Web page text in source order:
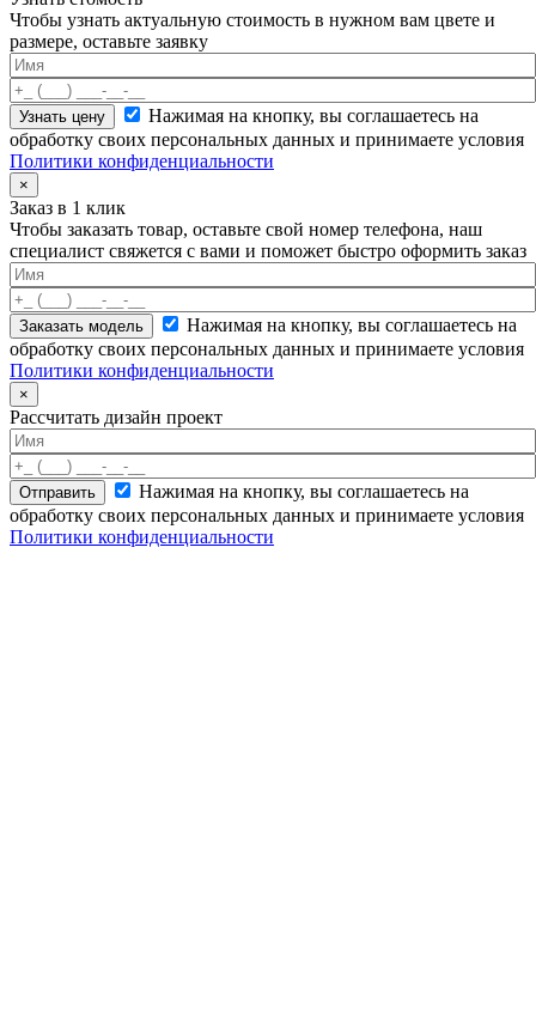
Чтобы узнать актуальную стоимость в нужном вам цвете и
размере, оставьте заявку
Нажимая на кнопку, вы соглашаетесь на
обработку своих персональных данных и принимаете условия
Политики конфиденциальности
×
Заказ в 1 клик
Чтобы заказать товар, оставьте свой номер телефона, наш
специалист свяжется с вами и поможет быстро оформить заказ
Нажимая на кнопку, вы соглашаетесь на
обработку своих персональных данных и принимаете условия
Политики конфиденциальности
×
Рассчитать дизайн проект
Нажимая на кнопку, вы соглашаетесь на
обработку своих персональных данных и принимаете условия
Политики конфиденциальности